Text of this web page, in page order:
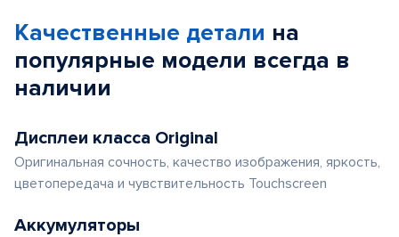
Качественные детали на
популярные модели всегда в
наличии
Дисплеи класса Original
Оригинальная сочность, качество изображения, яркость,
цветопередача и чувствительность Touchscreen
Аккумуляторы